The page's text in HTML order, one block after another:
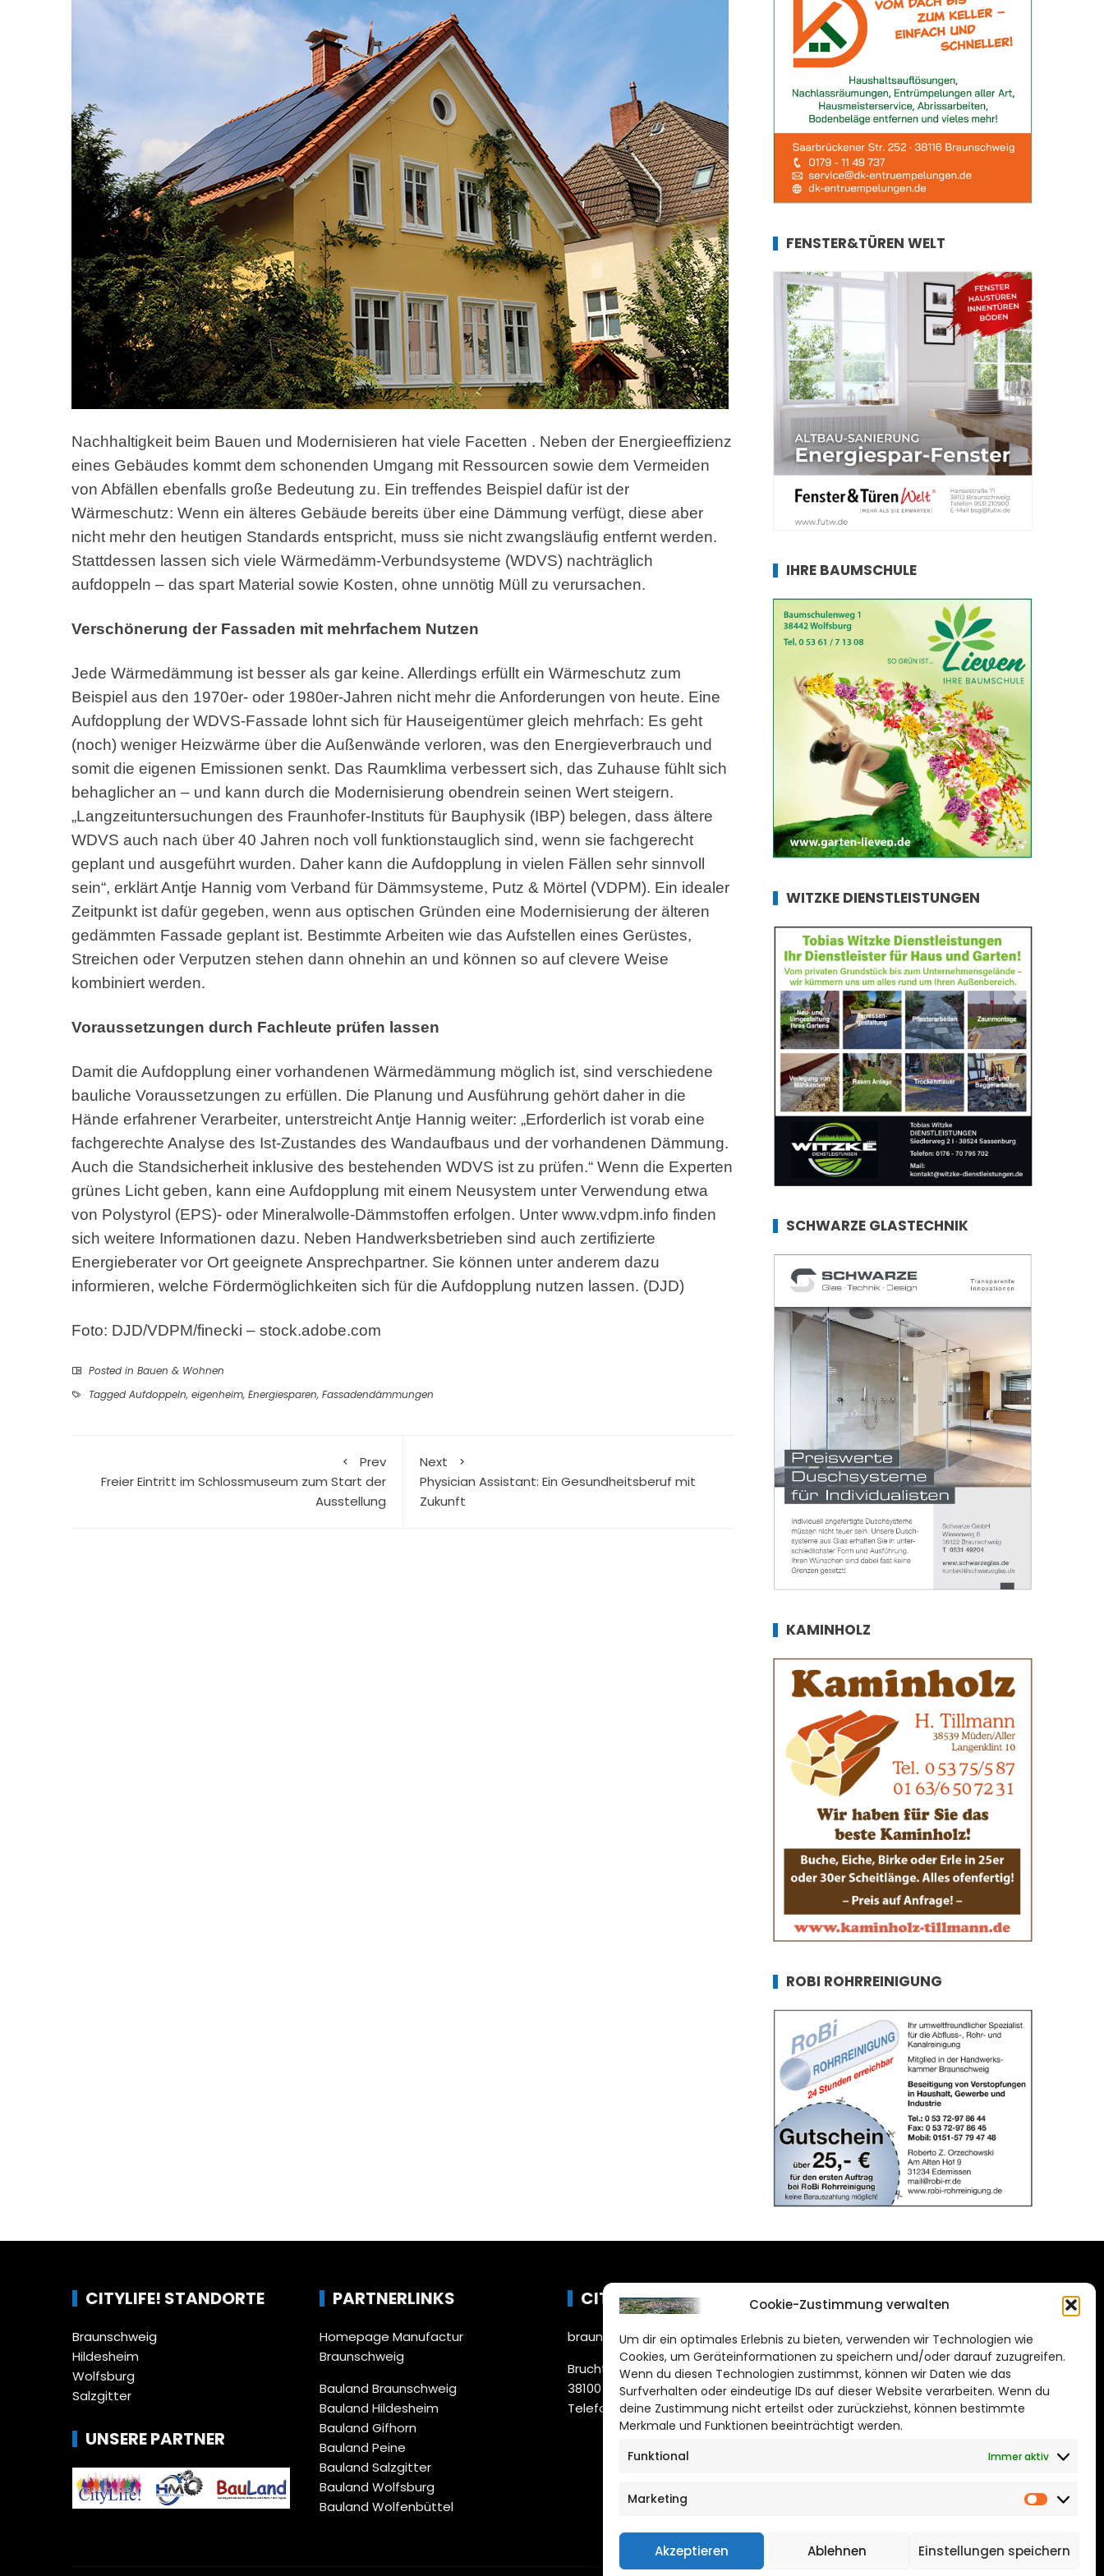
Cookie-Zustimmung verwalten
Um dir ein optimales Erlebnis zu bieten, verwenden wir Technologien wie
Cookies, um Geräteinformationen zu speichern und/oder darauf zuzugreifen.
Wenn du diesen Technologien zustimmst, können wir Daten wie das
Surfverhalten oder eindeutige IDs auf dieser Website verarbeiten. Wenn du
deine Zustimmung nicht erteilst oder zurückziehst, können bestimmte
Merkmale und Funktionen beeinträchtigt werden.
Funktional
Immer aktiv
Marketing
Akzeptieren Ablehnen Einstellungen speichern
Nachhaltigkeit beim Bauen und Modernisieren hat viele Facetten . Neben der Energieeffizienz
eines Gebäudes kommt dem schonenden Umgang mit Ressourcen sowie dem Vermeiden
von Abfällen ebenfalls große Bedeutung zu. Ein treffendes Beispiel dafür ist der
Wärmeschutz: Wenn ein älteres Gebäude bereits über eine Dämmung verfügt, diese aber
nicht mehr den heutigen Standards entspricht, muss sie nicht zwangsläufig entfernt werden.
Stattdessen lassen sich viele Wärmedämm-Verbundsysteme (WDVS) nachträglich
aufdoppeln – das spart Material sowie Kosten, ohne unnötig Müll zu verursachen.
Verschönerung der Fassaden mit mehrfachem Nutzen
Jede Wärmedämmung ist besser als gar keine. Allerdings erfüllt ein Wärmeschutz zum
Beispiel aus den 1970er- oder 1980er-Jahren nicht mehr die Anforderungen von heute. Eine
Aufdopplung der WDVS-Fassade lohnt sich für Hauseigentümer gleich mehrfach: Es geht
(noch) weniger Heizwärme über die Außenwände verloren, was den Energieverbrauch und
somit die eigenen Emissionen senkt. Das Raumklima verbessert sich, das Zuhause fühlt sich
behaglicher an – und kann durch die Modernisierung obendrein seinen Wert steigern.
„Langzeituntersuchungen des Fraunhofer-Instituts für Bauphysik (IBP) belegen, dass ältere
WDVS auch nach über 40 Jahren noch voll funktionstauglich sind, wenn sie fachgerecht
geplant und ausgeführt wurden. Daher kann die Aufdopplung in vielen Fällen sehr sinnvoll
sein“, erklärt Antje Hannig vom Verband für Dämmsysteme, Putz & Mörtel (VDPM). Ein idealer
Zeitpunkt ist dafür gegeben, wenn aus optischen Gründen eine Modernisierung der älteren
gedämmten Fassade geplant ist. Bestimmte Arbeiten wie das Aufstellen eines Gerüstes,
Streichen oder Verputzen stehen dann ohnehin an und können so auf clevere Weise
kombiniert werden.
Voraussetzungen durch Fachleute prüfen lassen
Damit die Aufdopplung einer vorhandenen Wärmedämmung möglich ist, sind verschiedene
bauliche Voraussetzungen zu erfüllen. Die Planung und Ausführung gehört daher in die
Hände erfahrener Verarbeiter, unterstreicht Antje Hannig weiter: „Erforderlich ist vorab eine
fachgerechte Analyse des Ist-Zustandes des Wandaufbaus und der vorhandenen Dämmung.
Auch die Standsicherheit inklusive des bestehenden WDVS ist zu prüfen.“ Wenn die Experten
grünes Licht geben, kann eine Aufdopplung mit einem Neusystem unter Verwendung etwa
von Polystyrol (EPS)- oder Mineralwolle-Dämmstoffen erfolgen. Unter www.vdpm.info finden
sich weitere Informationen dazu. Neben Handwerksbetrieben sind auch zertifizierte
Energieberater vor Ort geeignete Ansprechpartner. Sie können unter anderem dazu
informieren, welche Fördermöglichkeiten sich für die Aufdopplung nutzen lassen. (DJD)
Foto: DJD/VDPM/finecki – stock.adobe.com
Posted in Bauen & Wohnen
Tagged Aufdoppeln, eigenheim, Energiesparen, Fassadendämmungen
Prev
Freier Eintritt im Schlossmuseum zum Start der
Ausstellung
Next
Physician Assistant: Ein Gesundheitsberuf mit
Zukunft
FENSTER&TÜREN WELT
IHRE BAUMSCHULE
WITZKE DIENSTLEISTUNGEN
SCHWARZE GLASTECHNIK
KAMINHOLZ
ROBI ROHRREINIGUNG
CITYLIFE! STANDORTE
Braunschweig
Hildesheim
Wolfsburg
Salzgitter
UNSERE PARTNER
PARTNERLINKS
Homepage Manufactur
Braunschweig
Bauland Braunschweig
Bauland Hildesheim
Bauland Gifhorn
Bauland Peine
Bauland Salzgitter
Bauland Wolfsburg
Bauland Wolfenbüttel
CITYLIFE!
braunschweig@citylifemedien.de
Bruchtorwall 12
38100 Braunschweig
Telefon: 0531 387220 – 65
DAS STADTMAGAZIN
FÜR BRAUNSCHWEIG
Impressum
Datenschutzerklärung
Cookie Richtlinie
CITYLIFE! BEI FACEBOOK